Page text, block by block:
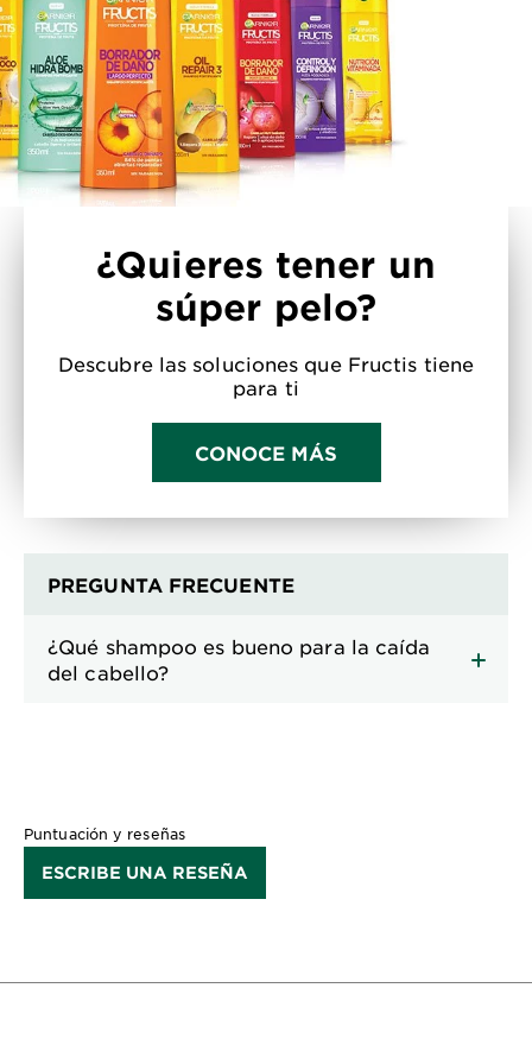
¿Quieres tener un
súper pelo?
Descubre las soluciones que Fructis tiene
para ti
CONOCE MÁS
PREGUNTA FRECUENTE
¿Qué shampoo es bueno para la caída
del cabello?
Puntuación y reseñas
ESCRIBE UNA RESEÑA